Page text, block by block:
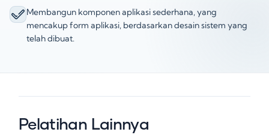
Membangun komponen aplikasi sederhana, yang
mencakup form aplikasi, berdasarkan desain sistem yang
telah dibuat.
Pelatihan Lainnya